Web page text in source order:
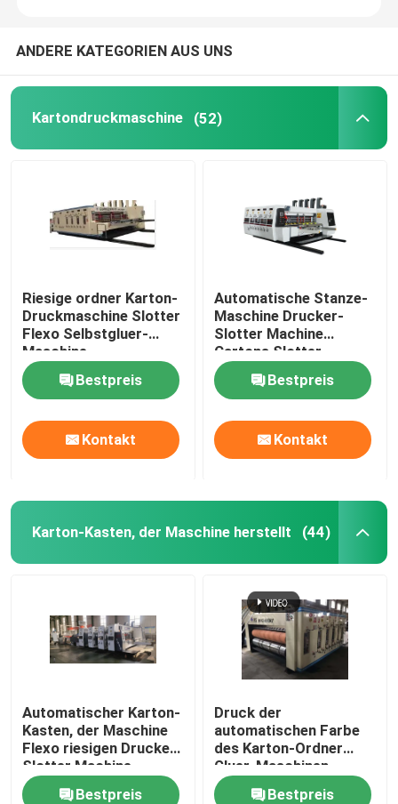
Gebrauchte Schachtelmaschinen
ANDERE KATEGORIEN AUS UNS
Kartondruckmaschine (52)
Riesige ordner Karton-
Druckmaschine Slotter
Flexo Selbstgluer-
Maschine
Bestpreis
Kontakt
Automatische Stanze-
Maschine Drucker-
Slotter Machine
Cartons Slotter
Bestpreis
Kontakt
Karton-Kasten, der Maschine herstellt (44)
Automatischer Karton-
Kasten, der Maschine
Flexo riesigen Drucker
Slotter Machine
herstellt
Bestpreis
Druck der
automatischen Farbe
des Karton-Ordner
Gluer-Maschinen-
Tunnel-bohrwagendrei
Bestpreis